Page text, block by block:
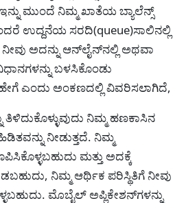
ಮುಂದೆ ನಿಮ್ಮ ಖಾತೆಯ ಬ್ಯಾಲೆನ್ಸ್
ಉದ್ದನೆಯ ಸರದಿ(queue)ಸಾಲಿನಲ್ಲಿ
ಅದನ್ನು ಆನ್‌ಲೈನ್‌ನಲ್ಲಿ ಅಥವಾ
ಬಳಸಿಕೊಂಡು
ಎಂದು ಅಂಕಣದಲ್ಲಿ ವಿವರಿಸಲಾಗಿದೆ,
ತಿಳಿದುಕೊಳ್ಳುವುದು ನಿಮ್ಮ ಹಣಕಾಸಿನ
ನೀಡುತ್ತದೆ. ನಿಮ್ಮ
ಮತ್ತು ಅದಕ್ಕೆ
ನಿಮ್ಮ ಆರ್ಥಿಕ ಪರಿಸ್ಥಿತಿಗೆ ನೀವು
ಮೊಬೈಲ್ ಅಪ್ಲಿಕೇಶನ್‌ಗಳನ್ನು